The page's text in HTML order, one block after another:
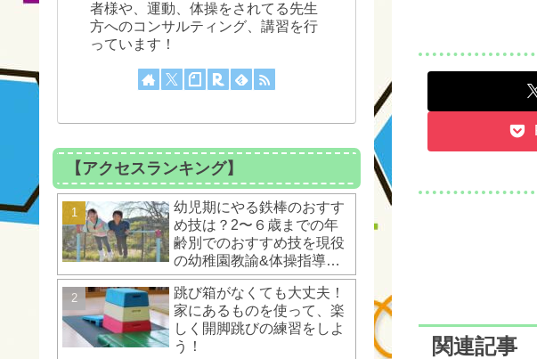
関連記事
者様や、運動、体操をされてる先生
方へのコンサルティング、講習を行
っています！
【アクセスランキング】
幼児期にやる鉄棒のおすす
め技は？2〜６歳までの年
齢別でのおすすめ技を現役
の幼稚園教諭&体操指導者
が解説！
跳び箱がなくても大丈夫！
家にあるものを使って、楽
しく開脚跳びの練習をしよ
う！